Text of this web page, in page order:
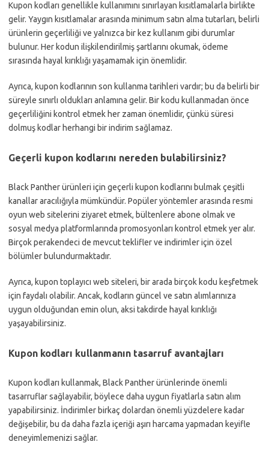
Kupon kodları genellikle kullanımını sınırlayan kısıtlamalarla birlikte
gelir. Yaygın kısıtlamalar arasında minimum satın alma tutarları, belirli
ürünlerin geçerliliği ve yalnızca bir kez kullanım gibi durumlar
bulunur. Her kodun ilişkilendirilmiş şartlarını okumak, ödeme
sırasında hayal kırıklığı yaşamamak için önemlidir.
Ayrıca, kupon kodlarının son kullanma tarihleri vardır; bu da belirli bir
süreyle sınırlı oldukları anlamına gelir. Bir kodu kullanmadan önce
geçerliliğini kontrol etmek her zaman önemlidir, çünkü süresi
dolmuş kodlar herhangi bir indirim sağlamaz.
Geçerli kupon kodlarını nereden bulabilirsiniz?
Black Panther ürünleri için geçerli kupon kodlarını bulmak çeşitli
kanallar aracılığıyla mümkündür. Popüler yöntemler arasında resmi
oyun web sitelerini ziyaret etmek, bültenlere abone olmak ve
sosyal medya platformlarında promosyonları kontrol etmek yer alır.
Birçok perakendeci de mevcut teklifler ve indirimler için özel
bölümler bulundurmaktadır.
Ayrıca, kupon toplayıcı web siteleri, bir arada birçok kodu keşfetmek
için faydalı olabilir. Ancak, kodların güncel ve satın alımlarınıza
uygun olduğundan emin olun, aksi takdirde hayal kırıklığı
yaşayabilirsiniz.
Kupon kodları kullanmanın tasarruf avantajları
Kupon kodları kullanmak, Black Panther ürünlerinde önemli
tasarruflar sağlayabilir, böylece daha uygun fiyatlarla satın alım
yapabilirsiniz. İndirimler birkaç dolardan önemli yüzdelere kadar
değişebilir, bu da daha fazla içeriği aşırı harcama yapmadan keyifle
deneyimlemenizi sağlar.